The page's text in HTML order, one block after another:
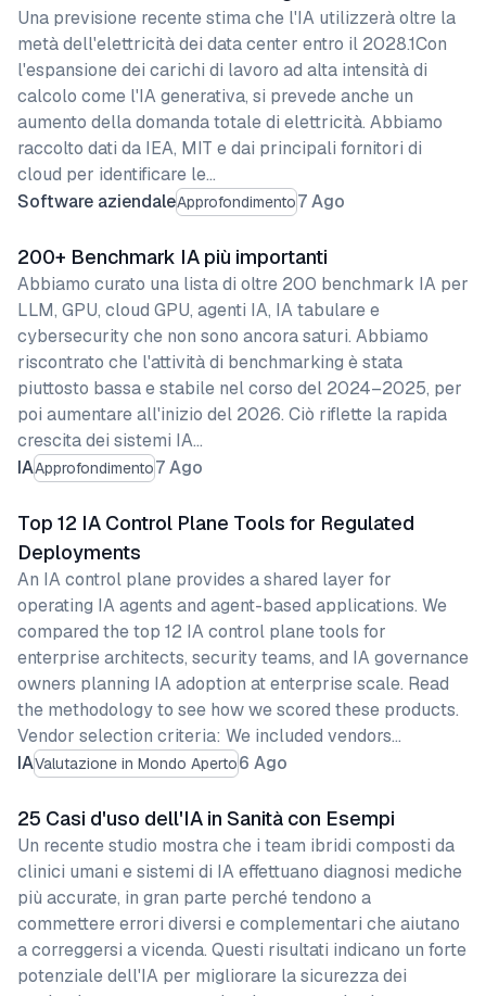
Software aziendaleApprofondimento7 Ago
Una previsione recente stima che l'IA utilizzerà oltre la
metà dell'elettricità dei data center entro il 2028.1Con
l'espansione dei carichi di lavoro ad alta intensità di
calcolo come l'IA generativa, si prevede anche un
aumento della domanda totale di elettricità. Abbiamo
raccolto dati da IEA, MIT e dai principali fornitori di
cloud per identificare le…
IAApprofondimento7 Ago
200+ Benchmark IA più importanti
Abbiamo curato una lista di oltre 200 benchmark IA per
LLM, GPU, cloud GPU, agenti IA, IA tabulare e
cybersecurity che non sono ancora saturi. Abbiamo
riscontrato che l'attività di benchmarking è stata
piuttosto bassa e stabile nel corso del 2024–2025, per
poi aumentare all'inizio del 2026. Ciò riflette la rapida
crescita dei sistemi IA…
IAValutazione in Mondo Aperto6 Ago
Top 12 IA Control Plane Tools for Regulated
Deployments
An IA control plane provides a shared layer for
operating IA agents and agent-based applications. We
compared the top 12 IA control plane tools for
enterprise architects, security teams, and IA governance
owners planning IA adoption at enterprise scale. Read
the methodology to see how we scored these products.
Vendor selection criteria: We included vendors…
25 Casi d'uso dell'IA in Sanità con Esempi
Un recente studio mostra che i team ibridi composti da
clinici umani e sistemi di IA effettuano diagnosi mediche
più accurate, in gran parte perché tendono a
commettere errori diversi e complementari che aiutano
a correggersi a vicenda. Questi risultati indicano un forte
potenziale dell'IA per migliorare la sicurezza dei